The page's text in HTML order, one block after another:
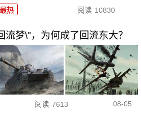
最热 阅读 10830
梦\"，为何成了回流东大？
阅读 7613 08-05